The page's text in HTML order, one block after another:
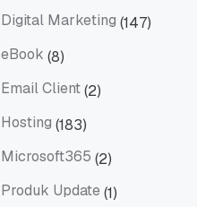
Digital Marketing (147)
eBook (8)
Email Client(2)
Hosting (183)
Microsoft365 (2)
Produk Update (1)